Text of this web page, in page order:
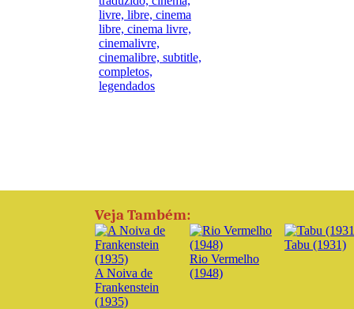
Veja Também:
A Noiva de
Frankenstein
(1935)
Rio Vermelho
(1948)
Tabu (1931)